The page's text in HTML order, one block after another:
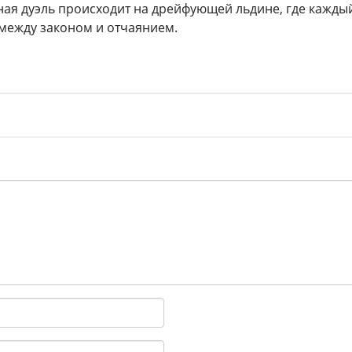
дуэль происходит на дрейфующей льдине, где
законом и отчаянием.